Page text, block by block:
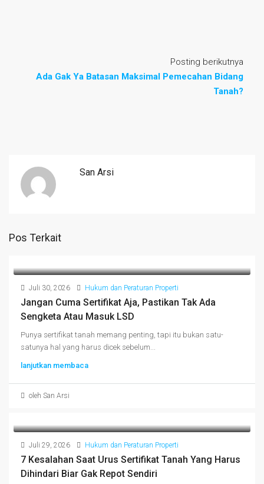
Posting berikutnya
Ada Gak Ya Batasan Maksimal Pemecahan Bidang
Tanah?
San Arsi
Pos Terkait
Juli 30, 2026 Hukum dan Peraturan Properti
Jangan Cuma Sertifikat Aja, Pastikan Tak Ada
Sengketa Atau Masuk LSD
Punya sertifikat tanah memang penting, tapi itu bukan satu-
satunya hal yang harus dicek sebelum...
lanjutkan membaca
oleh San Arsi
Juli 29, 2026 Hukum dan Peraturan Properti
7 Kesalahan Saat Urus Sertifikat Tanah Yang Harus
Dihindari Biar Gak Repot Sendiri